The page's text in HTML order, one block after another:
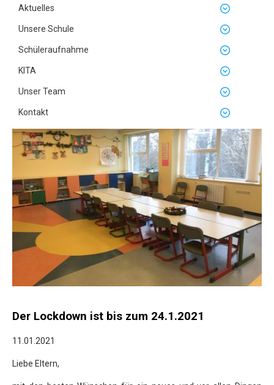
Aktuelles
Unsere Schule
Schüleraufnahme
KITA
Unser Team
Kontakt
Der Lockdown ist bis zum 24.1.2021
11.01.2021
Liebe Eltern,